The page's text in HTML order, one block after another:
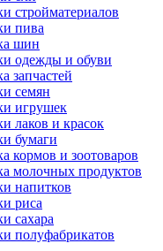
стройматериалов
пива
шин
одежды и обуви
запчастей
семян
игрушек
лаков и красок
бумаги
кормов и зоотоваров
молочных продуктов
напитков
риса
сахара
полуфабрикатов